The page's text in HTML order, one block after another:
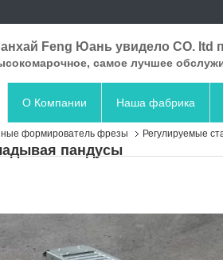
Feng Юань увидело CO. ltd
самое лучшее
О Компании Наша фабрика
формирователь фрезы Регулируемые
пандусы